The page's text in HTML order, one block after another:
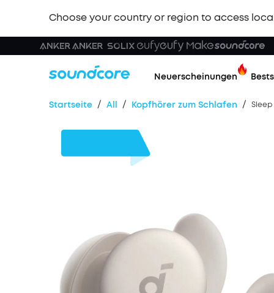
Choose your country or region to access
Neuerscheinungen
Startseite / All / Kopfhörer zum Schlafen /